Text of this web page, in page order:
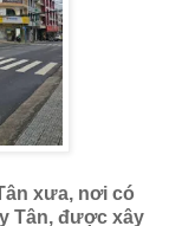
xưa, nơi có
Tân, được xây